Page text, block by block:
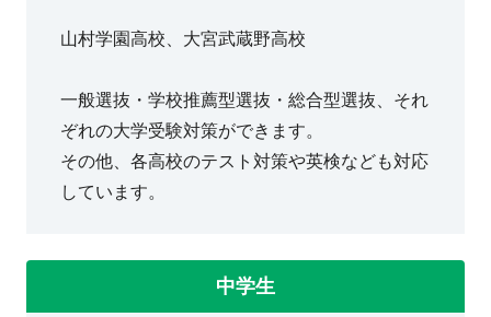
山村学園高校、大宮武蔵野高校
一般選抜・学校推薦型選抜・総合型選抜、それ
ぞれの大学受験対策ができます。
その他、各高校のテスト対策や英検なども対応
しています。
中学生